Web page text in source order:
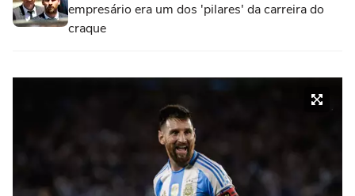
empresário era um dos 'pilares' da carreira do
craque